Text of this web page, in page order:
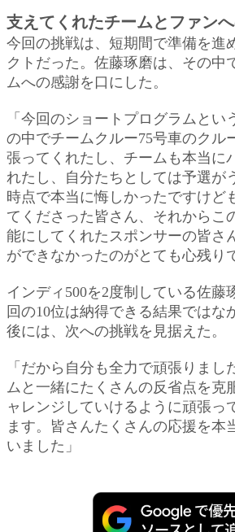
支えてくれたチームとファン
今回の挑戦は、短期間で準備を進
クトだった。佐藤琢磨は、その中
ムへの感謝を口にした。
「今回のショートプログラムとい
の中でチームクルー75号車のクル
張ってくれたし、チームも本当に
れたし、自分たちとしては予選が
時点で本当に悔しかったですけど
てくださった皆さん、それからこ
能にしてくれたスポンサーの皆さ
ができなかったのがとても心残り
インディ500を2度制している佐藤
回の10位は納得できる結果ではな
後には、次への挑戦を見据えた。
「だから自分も全力で頑張りまし
ムと一緒にたくさんの反省点を克
ャレンジしていけるように頑張っ
ます。皆さんたくさんの応援を本
いました」